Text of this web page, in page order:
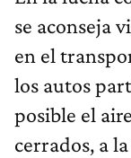
se aconseja
en el
los autos
posible el
cerrados, a